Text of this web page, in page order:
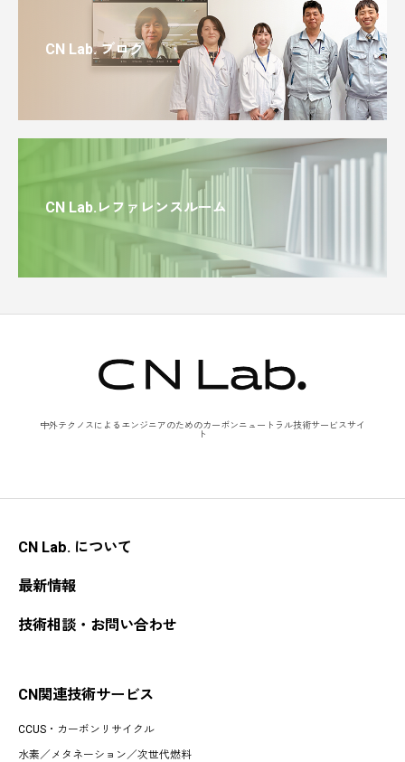
CN Lab. ブログ
CN Lab.レファレンスルーム
中外テクノスによるエンジニアのためのカーボンニュートラル技術サービスサイ
ト
CN Lab. について
最新情報
技術相談・お問い合わせ
CN関連技術サービス
CCUS・カーボンリサイクル
水素 ／メタネーション ／次世代燃料